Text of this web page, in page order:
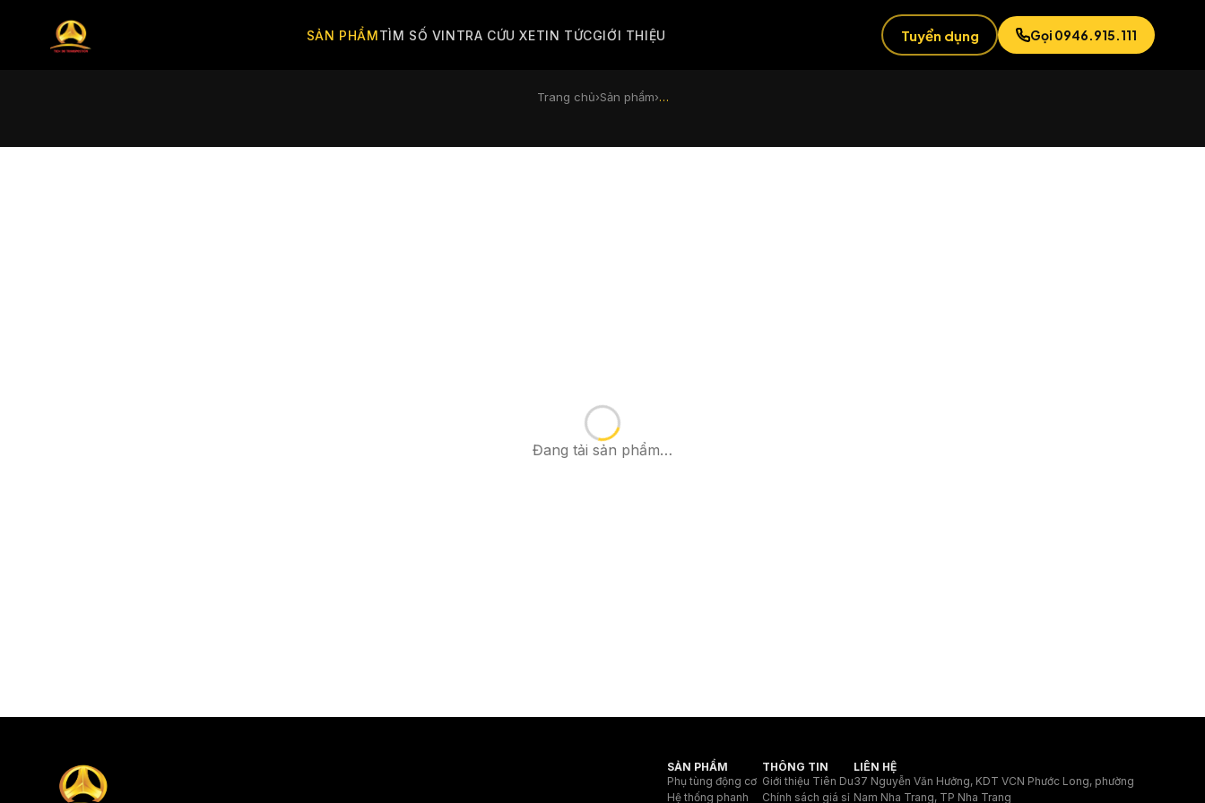
SẢN PHẨMTÌM SỐ VINTRA CỨU XETIN TỨCGIỚI THIỆU Tuyển dụng Gọi 0946.915.111
Trang chủ›Sản phẩm›…
Đang tải sản phẩm…
SẢN PHẨM
Phụ tùng động cơ
Hệ thống phanh
THÔNG TIN
Giới thiệu Tiên Du
Chính sách giá sỉ
LIÊN HỆ
37 Nguyễn Văn Hưởng, KDT VCN Phước Long, phường
Nam Nha Trang, TP Nha Trang